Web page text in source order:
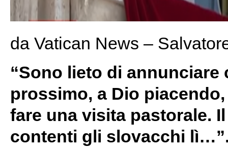
da Vatican News –
“Sono lieto di annunciare
prossimo, a Dio
fare una visita pastorale.
contenti gli slovacchi